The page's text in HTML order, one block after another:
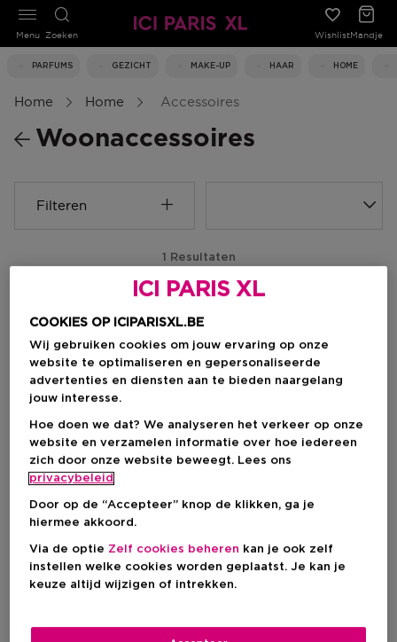
Zoeken WishlistMandje
PARFUMS GEZICHT MAKE-UP HAAR HOME
Menu
Home Home Accessoires
Woonaccessoires
Filteren
1 Resultaten
Exclusief
SCENTO
Signature Collection Accessoires
ICI PARIS XL
COOKIES OP ICIPARISXL.BE
Wij gebruiken cookies om jouw ervaring op onze
website te optimaliseren en gepersonaliseerde
advertenties en diensten aan te bieden naargelang
jouw interesse.
Hoe doen we dat? We analyseren het verkeer op onze
website en verzamelen informatie over hoe iedereen
zich door onze website beweegt. Lees ons
privacybeleid
Door op de “Accepteer” knop de klikken, ga je
hiermee akkoord.
Via de optie Zelf cookies beheren kan je ook zelf
instellen welke cookies worden geplaatst. Je kan je
keuze altijd wijzigen of intrekken.